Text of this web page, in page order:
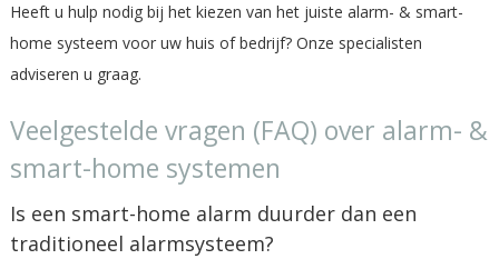
Heeft u hulp nodig bij het kiezen van het juiste alarm- & smart-
home systeem voor uw huis of bedrijf? Onze specialisten
adviseren u graag.
Veelgestelde vragen (FAQ) over alarm- &
smart-home systemen
Is een smart-home alarm duurder dan een
traditioneel alarmsysteem?